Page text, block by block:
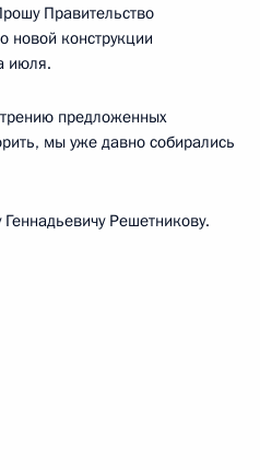
Правительство
новой конструкции
июля.
предложенных
мы уже давно собирались
Решетникову.